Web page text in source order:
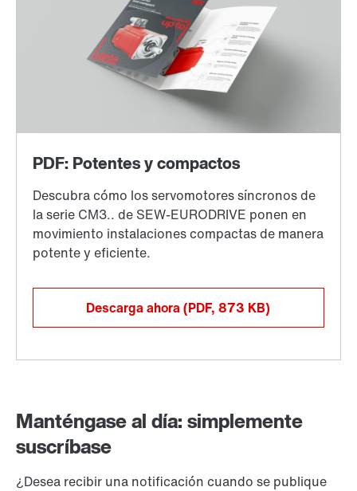
Descarga ahora(PDF, 873 KB)
Manténgase al día: simplemente
suscríbase
¿Desea recibir una notificación cuando se publique